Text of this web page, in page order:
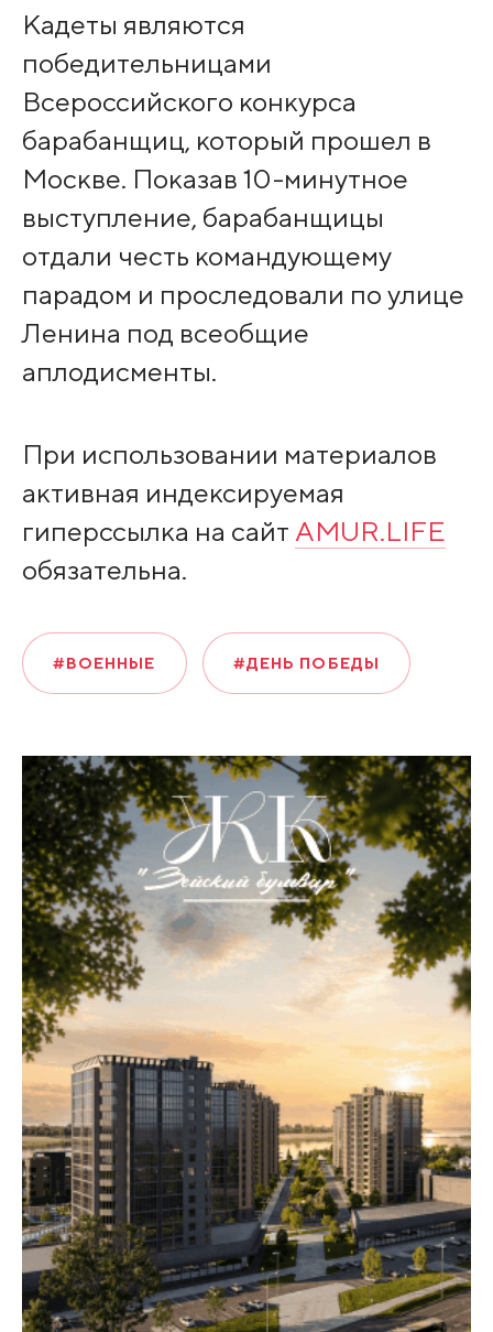
Кадеты являются
победительницами
Всероссийского конкурса
барабанщиц, который прошел в
Москве. Показав 10-минутное
выступление, барабанщицы
отдали честь командующему
парадом и проследовали по улице
Ленина под всеобщие
аплодисменты.
При использовании материалов
активная индексируемая
гиперссылка на сайт AMUR.LIFE
обязательна.
#ВОЕННЫЕ #ДЕНЬ ПОБЕДЫ